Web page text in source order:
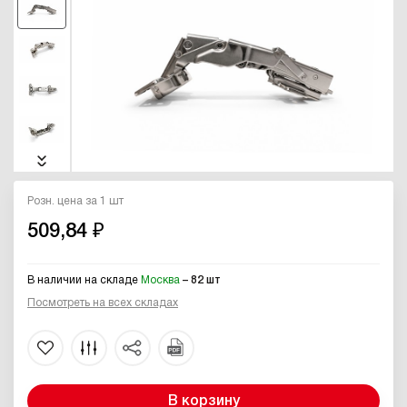
Розн. цена за 1 шт
509,84 ₽
В наличии на складе Москва – 82 шт
Посмотреть на всех складах
В корзину